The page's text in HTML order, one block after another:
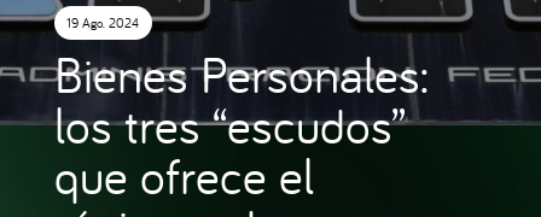
19 Ago. 2024
Bienes Personales:
los tres “escudos”
que ofrece el